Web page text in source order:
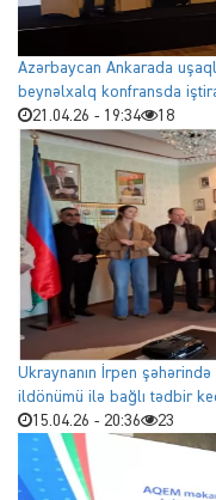
Azərbaycan Ankarada
beynəlxalq konfransda
21.04.26 - 19:34
18
Ukraynanın İrpen
ildönümü ilə bağlı tədbir
15.04.26 - 20:36
23